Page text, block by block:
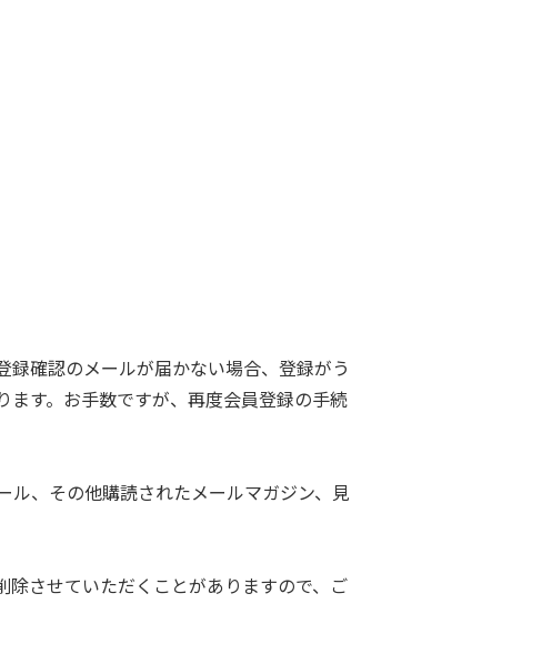
録確認のメールが届かない場合、登録がう
す。お手数ですが、再度会員登録の手続
ル、その他購読されたメールマガジン、見
除させていただくことがありますので、ご